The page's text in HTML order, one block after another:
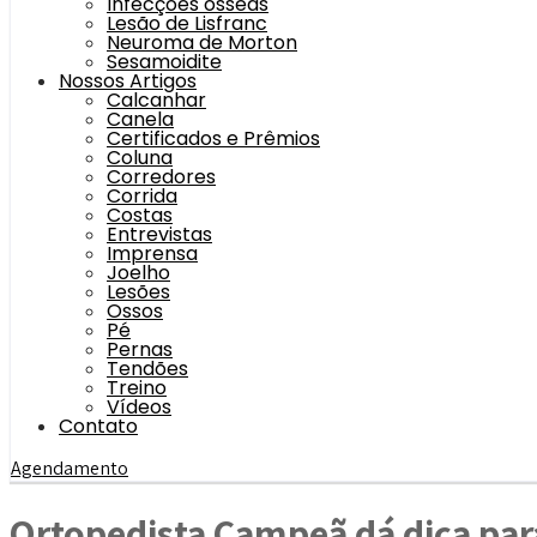
Lesão de Lisfranc
Neuroma de Morton
Sesamoidite
Nossos Artigos
Calcanhar
Canela
Certificados e Prêmios
Coluna
Corredores
Corrida
Costas
Entrevistas
Imprensa
Joelho
Lesões
Ossos
Pé
Pernas
Tendões
Treino
Vídeos
Contato
Agendamento